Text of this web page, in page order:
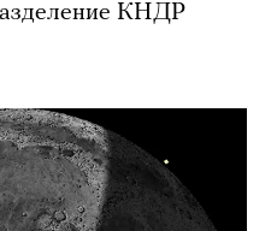
КНДР